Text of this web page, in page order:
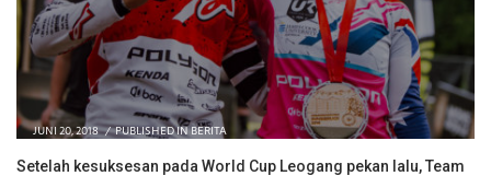
JUNI 20, 2018 PUBLISHED INBERITA
Setelah kesuksesan pada World Cup Leogang pekan lalu, Team